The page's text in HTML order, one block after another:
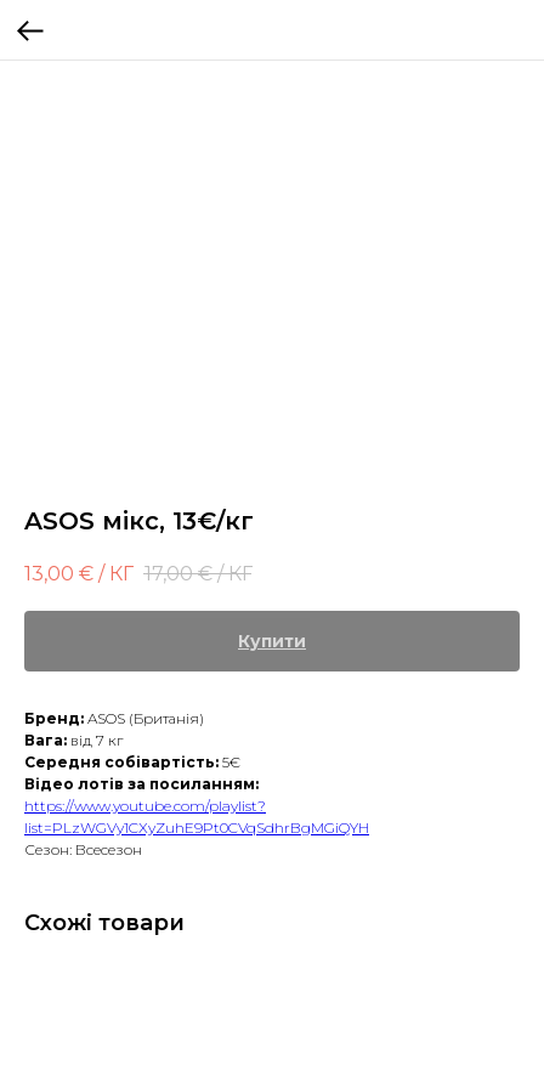
ASOS мікс, 13€/кг
13,00 € / КГ 17,00 € / КГ
Купити
Бренд: ASOS (Британія)
Вага: від 7 кг
Середня собівартість: 5€
Відео лотів за посиланням:
https://www.youtube.com/playlist?
list=PLzWGVy1CXyZuhE9Pt0CVqSdhrBgMGiQYH
Сезон: Всесезон
Схожі товари